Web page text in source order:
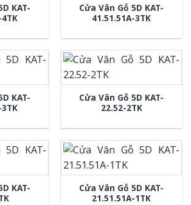
KAT-
Cửa Vân Gỗ 5D KAT-
41.51.51A-3TK
KAT-
Cửa Vân Gỗ 5D KAT-
22.52-2TK
KAT-
Cửa Vân Gỗ 5D KAT-
21.51.51A-1TK